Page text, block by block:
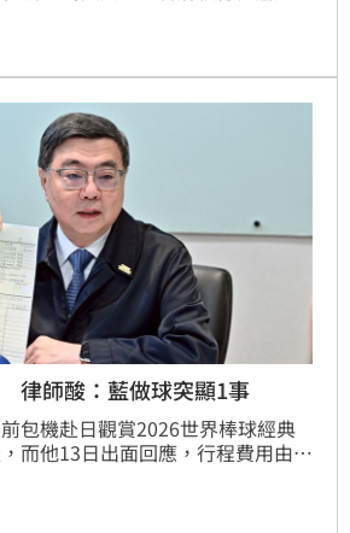
廈門台商協會會長韓螢煥的「捧錢
思是我在基金會不管理錢」，拍完
處理了。對此，律師陳又新直言，
院，可能會兩敗俱傷，把「所有不
律師酸：藍做球突顯1事
包機赴日觀賞2026世界棒球經典
而他13日出面回應，行程費用由他
陳又新直言，其實國民黨在幫忙做